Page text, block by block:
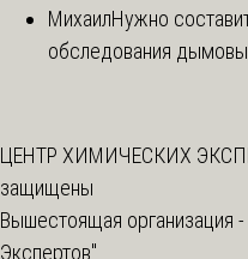
МихаилНужно
обследования
ЦЕНТР ХИМИЧЕСКИХ
защищены
Вышестоящая организация -
Экспертов"